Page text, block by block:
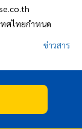
ศไทยกำหนด
ข่าวสาร